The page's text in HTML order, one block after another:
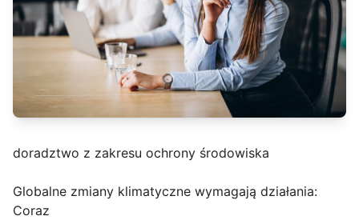
doradztwo z zakresu ochrony środowiska
Globalne zmiany klimatyczne wymagają działania:
Coraz